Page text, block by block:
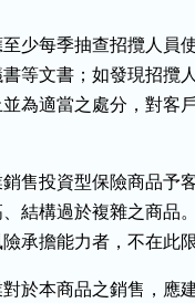
至少每季抽查招攬人
書等文書；如發現招
並為適當之處分，對
售投資型保險商品予
、結構過於複雜之商
險承擔能力者，不在此限
於本商品之銷售，應